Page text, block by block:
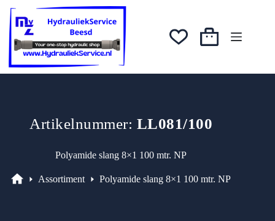
naar
inhoud
Winkelwagen
Artikelnummer: LL081/100
Polyamide slang 8×1 100 mtr. NP
Assortiment Polyamide slang 8×1 100 mtr. NP